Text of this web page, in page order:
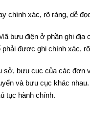
chính xác, rõ ràng, dễ
bưu điện ở phần ghi
được ghi chính xác,
sở, bưu cục của các đơn
và bưu cục khác
tục hành chính.